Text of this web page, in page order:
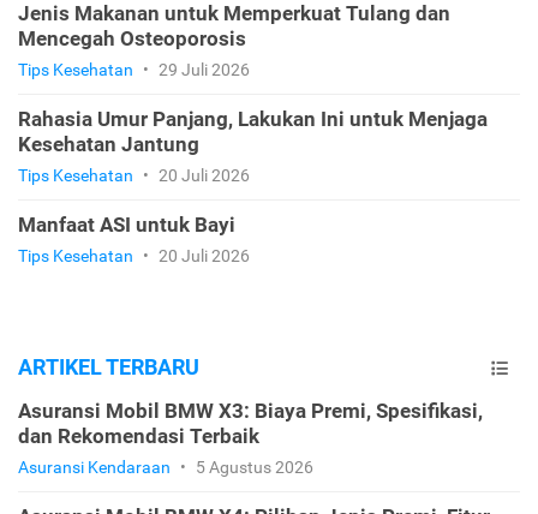
Jenis Makanan untuk Memperkuat Tulang dan
Mencegah Osteoporosis
Tips Kesehatan • 29 Juli 2026
Rahasia Umur Panjang, Lakukan Ini untuk Menjaga
Kesehatan Jantung
Tips Kesehatan • 20 Juli 2026
Manfaat ASI untuk Bayi
Tips Kesehatan • 20 Juli 2026
ARTIKEL TERBARU
Asuransi Mobil BMW X3: Biaya Premi, Spesifikasi,
dan Rekomendasi Terbaik
Asuransi Kendaraan • 5 Agustus 2026